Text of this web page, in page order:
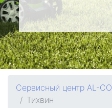
Сервисный центр AL-CO
Тихвин